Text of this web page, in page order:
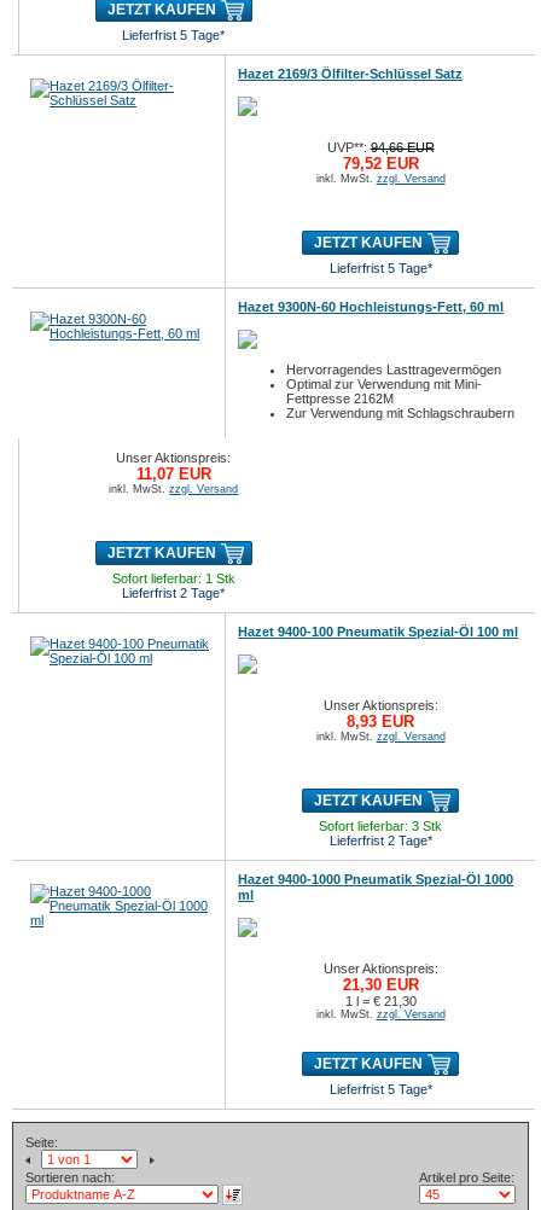
JETZT KAUFEN
Lieferfrist 5 Tage*
Hazet 2169/3 Ölfilter-Schlüssel Satz
UVP**:94,66 EUR
79,52 EUR
inkl. MwSt. zzgl. Versand
JETZT KAUFEN
Lieferfrist 5 Tage*
Hazet 9300N-60 Hochleistungs-Fett, 60 ml
Hervorragendes Lasttragevermögen
Optimal zur Verwendung mit Mini-
Fettpresse 2162M
Zur Verwendung mit Schlagschraubern
Unser Aktionspreis:
11,07 EUR
inkl. MwSt.zzgl. Versand
JETZT KAUFEN
Sofort lieferbar: 1 Stk
Lieferfrist 2 Tage*
Hazet 9400-100 Pneumatik Spezial-Öl 100 ml
Unser Aktionspreis:
8,93 EUR
inkl. MwSt. zzgl. Versand
JETZT KAUFEN
Sofort lieferbar: 3 Stk
Lieferfrist 2 Tage*
Hazet 9400-1000 Pneumatik Spezial-Öl 1000
ml
Unser Aktionspreis:
21,30 EUR
1 l = € 21,30
inkl. MwSt. zzgl. Versand
JETZT KAUFEN
Lieferfrist 5 Tage*
Seite:
Sortieren nach: Artikel pro Seite: